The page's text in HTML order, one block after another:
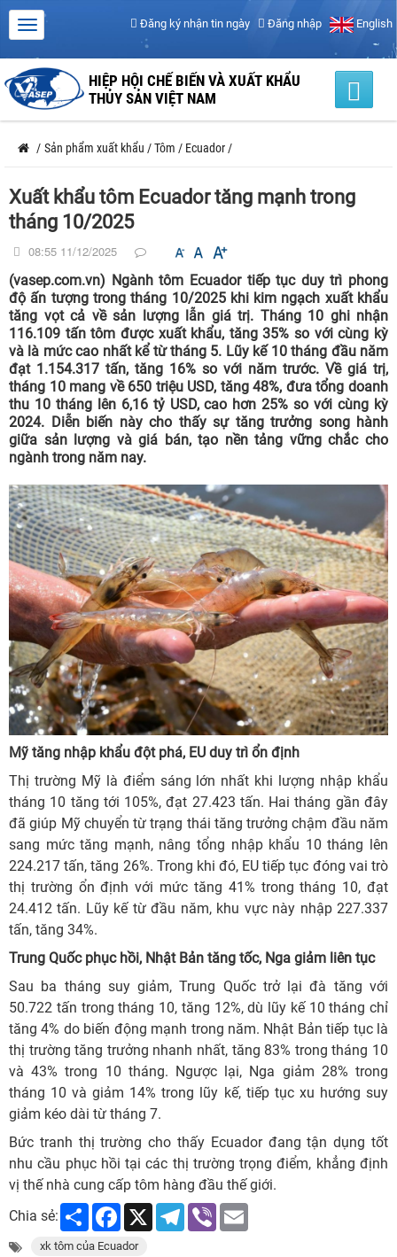
Đăng ký nhận tin ngày Đăng nhập English
HIỆP HỘI CHẾ BIẾN VÀ XUẤT KHẨU
THỦY SẢN VIỆT NAM
/ Sản phẩm xuất khẩu /Tôm / Ecuador /
Xuất khẩu tôm Ecuador tăng mạnh trong
tháng 10/2025
08:55 11/12/2025
(vasep.com.vn) Ngành tôm Ecuador tiếp tục duy trì phong
độ ấn tượng trong tháng 10/2025 khi kim ngạch xuất khẩu
tăng vọt cả về sản lượng lẫn giá trị. Tháng 10 ghi nhận
116.109 tấn tôm được xuất khẩu, tăng 35% so với cùng kỳ
và là mức cao nhất kể từ tháng 5. Lũy kế 10 tháng đầu năm
đạt 1.154.317 tấn, tăng 16% so với năm trước. Về giá trị,
tháng 10 mang về 650 triệu USD, tăng 48%, đưa tổng doanh
thu 10 tháng lên 6,16 tỷ USD, cao hơn 25% so với cùng kỳ
2024. Diễn biến này cho thấy sự tăng trưởng song hành
giữa sản lượng và giá bán, tạo nền tảng vững chắc cho
ngành trong năm nay.
Mỹ tăng nhập khẩu đột phá, EU duy trì ổn định
Thị trường Mỹ là điểm sáng lớn nhất khi lượng nhập khẩu
tháng 10 tăng tới 105%, đạt 27.423 tấn. Hai tháng gần đây
đã giúp Mỹ chuyển từ trạng thái tăng trưởng chậm đầu năm
sang mức tăng mạnh, nâng tổng nhập khẩu 10 tháng lên
224.217 tấn, tăng 26%. Trong khi đó, EU tiếp tục đóng vai trò
thị trường ổn định với mức tăng 41% trong tháng 10, đạt
24.412 tấn. Lũy kế từ đầu năm, khu vực này nhập 227.337
tấn, tăng 34%.
Trung Quốc phục hồi, Nhật Bản tăng tốc, Nga giảm liên tục
Sau ba tháng suy giảm, Trung Quốc trở lại đà tăng với
50.722 tấn trong tháng 10, tăng 12%, dù lũy kế 10 tháng chỉ
tăng 4% do biến động mạnh trong năm. Nhật Bản tiếp tục là
thị trường tăng trưởng nhanh nhất, tăng 83% trong tháng 10
và 43% trong 10 tháng. Ngược lại, Nga giảm 28% trong
tháng 10 và giảm 14% trong lũy kế, tiếp tục xu hướng suy
giảm kéo dài từ tháng 7.
Bức tranh thị trường cho thấy Ecuador đang tận dụng tốt
nhu cầu phục hồi tại các thị trường trọng điểm, khẳng định
vị thế nhà cung cấp tôm hàng đầu thế giới.
Chia sẻ:
Share Facebook
X Telegram
Viber
xk tôm của Ecuador